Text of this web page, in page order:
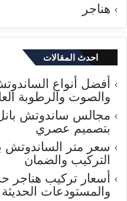
هناجر
احدث المقالات
أفضل أنواع
والصوت والرطوبة
مجالس ساندوتش
بتصميم عصري
سعر متر الساندوتش
التركيب والضمان
أسعار تركيب هناجر
والمستودعات